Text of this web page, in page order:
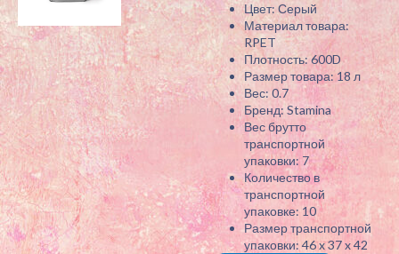
Цвет: Серый
Материал товара:
RPET
Плотность: 600D
Размер товара: 18 л
Вес: 0.7
Бренд: Stamina
Вес брутто
транспортной
упаковки: 7
Количество в
транспортной
упаковке: 10
Размер транспортной
упаковки: 46 x 37 x 42